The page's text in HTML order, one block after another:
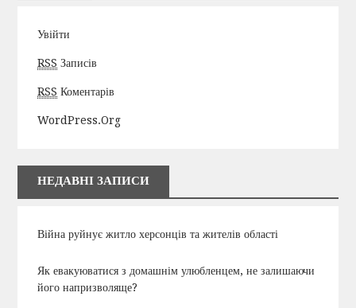
Увійти
RSS Записів
RSS Коментарів
WordPress.org
НЕДАВНІ ЗАПИСИ
Війна руйнує житло херсонців та жителів області
Як евакуюватися з домашнім улюбленцем, не залишаючи
його напризволяще?